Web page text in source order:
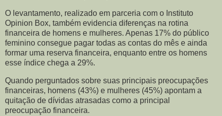
O levantamento, realizado em parceria com o Instituto
Opinion Box, também evidencia diferenças na rotina
financeira de homens e mulheres. Apenas 17% do público
feminino consegue pagar todas as contas do mês e ainda
formar uma reserva financeira, enquanto entre os homens
esse índice chega a 29%.
Quando perguntados sobre suas principais preocupações
financeiras, homens (43%) e mulheres (45%) apontam a
quitação de dívidas atrasadas como a principal
preocupação financeira.